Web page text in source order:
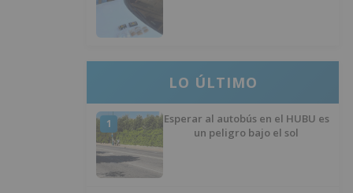
LO ÚLTIMO
1
Esperar al autobús en el HUBU es
un peligro bajo el sol